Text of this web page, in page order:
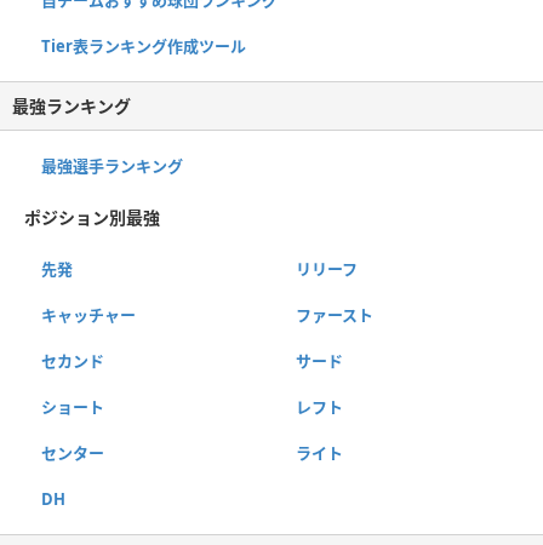
Tier表ランキング作成ツール
最強ランキング
最強選手ランキング
ポジション別最強
先発 リリーフ
キャッチャー ファースト
セカンド サード
ショート レフト
センター ライト
DH